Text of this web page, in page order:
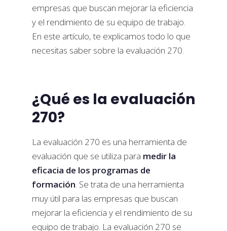
empresas que buscan mejorar la eficiencia
y el rendimiento de su equipo de trabajo.
En este artículo, te explicamos todo lo que
necesitas saber sobre la evaluación 270.
¿Qué es la evaluación
270?
La evaluación 270 es una herramienta de
evaluación que se utiliza para medir la
eficacia de los programas de
formación. Se trata de una herramienta
muy útil para las empresas que buscan
mejorar la eficiencia y el rendimiento de su
equipo de trabajo. La evaluación 270 se